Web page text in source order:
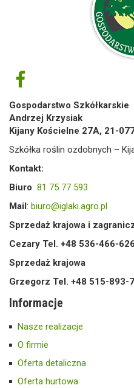
Gospodarstwo Szkółkarskie
Andrzej Krzysiak
Kijany Kościelne 27A, 21-
Szkółka roślin ozdobnych –
Kontakt:
Biuro 81 75 77 593
Mail: biuro@iglaki.agro.pl
Sprzedaż krajowa i
Cezary Tel. +48 536-466-626
Sprzedaż krajowa
Grzegorz Tel. +48 515-893-
Informacje
Nasze realizacje
O firmie
Oferta detaliczna
Oferta hurtowa